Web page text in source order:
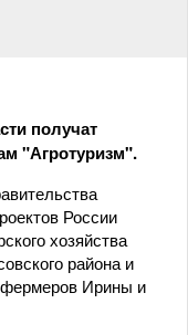
получат
"Агротуризм".
России
хозяйства
района и
фермеров Ирины и